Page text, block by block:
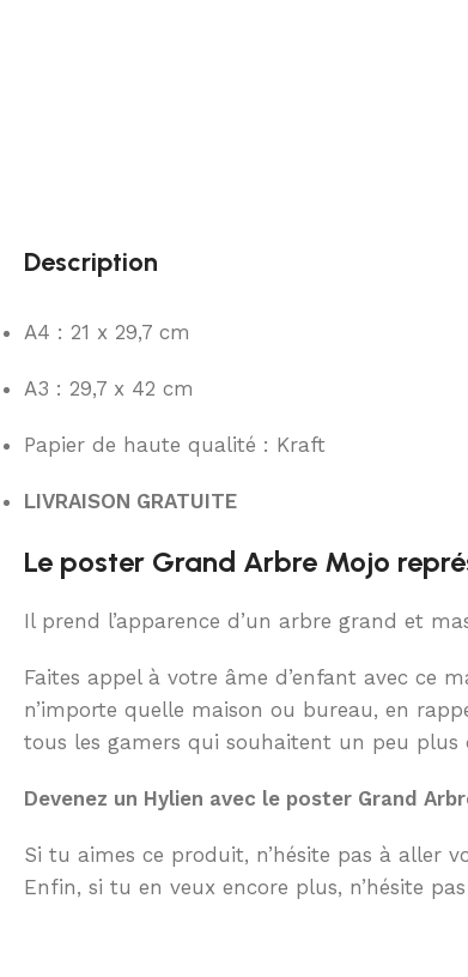
Description
A4 : 21 x 29,7 cm
A3 : 29,7 x 42 cm
Papier de haute qualité : Kraft
LIVRAISON GRATUITE
Le poster Grand Arbre Mojo
Il prend l’apparence d’un arbre grand et
Faites appel à votre âme d’enfant avec ce
n’importe quelle maison ou bureau, en
tous les gamers qui souhaitent un peu plus
Devenez un Hylien avec le poster Grand
Si tu aimes ce produit, n’hésite pas à aller
Enfin, si tu en veux encore plus, n’hésite